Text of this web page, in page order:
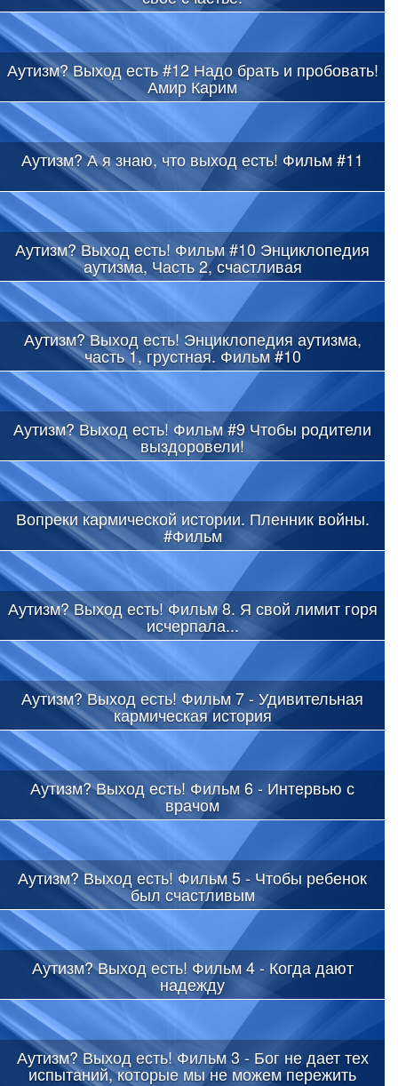
Аутизм? Выход есть #12 Надо брать и пробовать!
Амир Карим
Аутизм? А я знаю, что выход есть! Фильм #11
Аутизм? Выход есть! Фильм #10 Энциклопедия
аутизма, Часть 2, счастливая
Аутизм? Выход есть! Энциклопедия аутизма,
часть 1, грустная. Фильм #10
Аутизм? Выход есть! Фильм #9 Чтобы родители
выздоровели!
Вопреки кармической истории. Пленник войны.
#Фильм
Аутизм? Выход есть! Фильм 8. Я свой лимит горя
исчерпала...
Аутизм? Выход есть! Фильм 7 - Удивительная
кармическая история
Аутизм? Выход есть! Фильм 6 - Интервью с
врачом
Аутизм? Выход есть! Фильм 5 - Чтобы ребенок
был счастливым
Аутизм? Выход есть! Фильм 4 - Когда дают
надежду
Аутизм? Выход есть! Фильм 3 - Бог не дает тех
испытаний, которые мы не можем пережить